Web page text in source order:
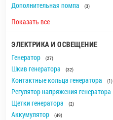
Дополнительная помпа (3)
Показать все
ЭЛЕКТРИКА И ОСВЕЩЕНИЕ
Генератор (27)
Шкив генератора (32)
Контактные кольца генератора (1)
Регулятор напряжения генератора
Щетки генератора (2)
Аккумулятор (49)